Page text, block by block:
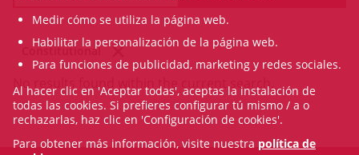
Constitutional
No results found within the current search.
Medir cómo se utiliza la página web.
Habilitar la personalización de la página web.
Para funciones de publicidad, marketing y redes sociales.
Al hacer clic en 'Aceptar todas', aceptas la instalación de
todas las cookies. Si prefieres configurar tú mismo / a o
rechazarlas, haz clic en 'Configuración de cookies'.
Para obtener más información, visite nuestra política de